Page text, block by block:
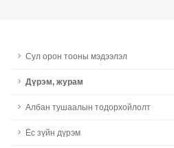
Сул орон тооны мэдээлэл
Дүрэм, журам
Албан тушаалын тодорхойлолт
Ёс зүйн дүрэм